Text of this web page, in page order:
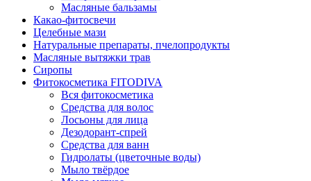
Масляные бальзамы
Какао-фитосвечи
Целебные мази
Натуральные препараты, пчелопродукты
Масляные вытяжки трав
Сиропы
Фитокосметика FITODIVA
Вся фитокосметика
Средства для волос
Лосьоны для лица
Дезодорант-спрей
Средства для ванн
Гидролаты (цветочные воды)
Мыло твёрдое